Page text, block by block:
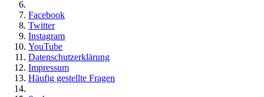
Facebook
Twitter
Instagram
YouTube
Datenschutzerklärung
Impressum
Häufig gestellte Fragen